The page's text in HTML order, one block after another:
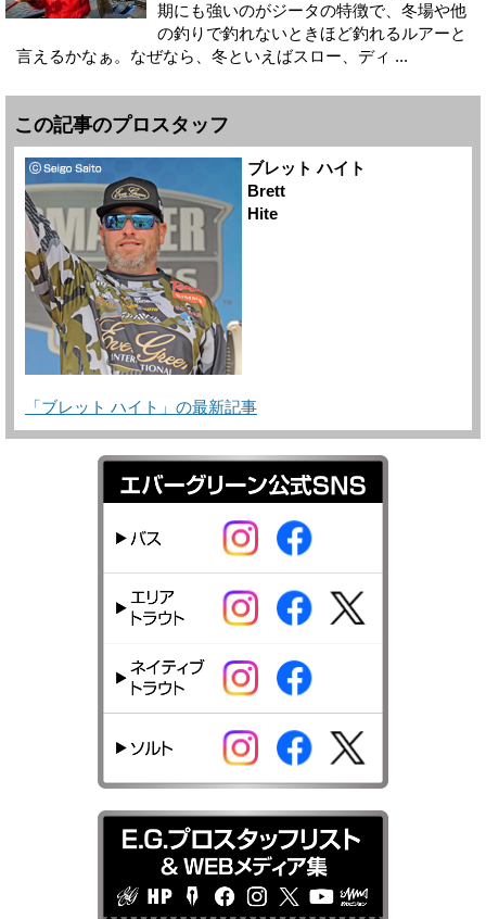
期にも強いのがジータの特徴で、冬場や他
の釣りで釣れないときほど釣れるルアーと
言えるかなぁ。なぜなら、冬といえばスロー、ディ ...
この記事のプロスタッフ
ブレット ハイト
Brett
Hite
「ブレット ハイト」の最新記事